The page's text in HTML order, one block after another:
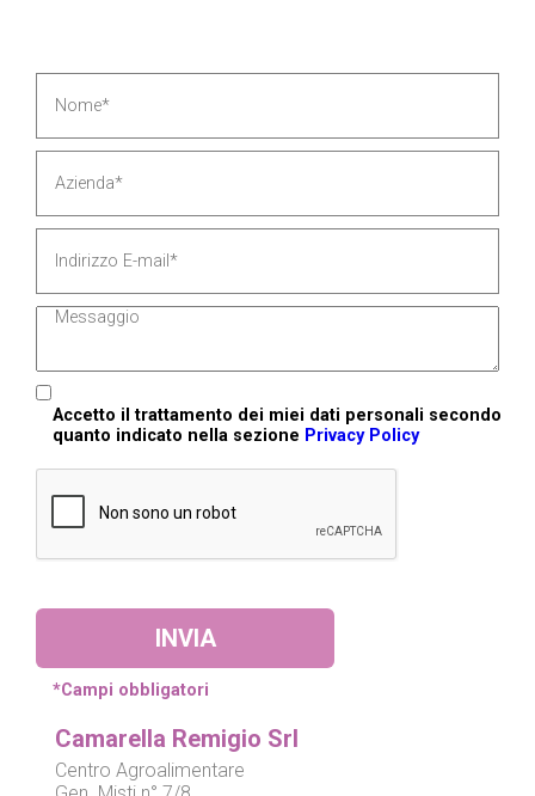
Accetto il trattamento dei miei dati personali secondo
quanto indicato nella sezione Privacy Policy
*Campi obbligatori
Camarella Remigio Srl
Centro Agroalimentare